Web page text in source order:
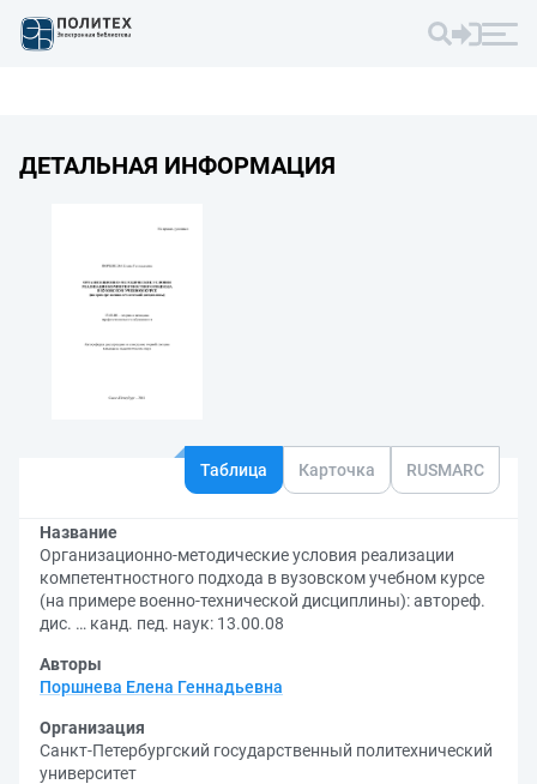
ДЕТАЛЬНАЯ ИНФОРМАЦИЯ
Таблица Карточка RUSMARC
Название
Организационно-методические условия реализации
компетентностного подхода в вузовском учебном курсе
(на примере военно-технической дисциплины): автореф.
дис. … канд. пед. наук: 13.00.08
Авторы
Поршнева Елена Геннадьевна
Организация
Санкт-Петербургский государственный политехнический
университет